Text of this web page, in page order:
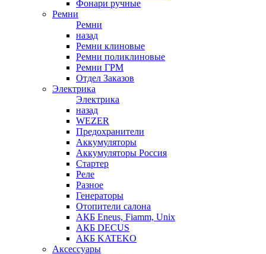
Фонари ручные
Ремни
Ремни
назад
Ремни клиновые
Ремни поликлиновые
Ремни ГРМ
Отдел Заказов
Электрика
Электрика
назад
WEZER
Предохранители
Аккумуляторы
Аккумуляторы Россия
Стартер
Реле
Разное
Генераторы
Отопители салона
АКБ Eneus, Fiamm, Unix
АКБ DECUS
АКБ KATEKO
Аксессуары